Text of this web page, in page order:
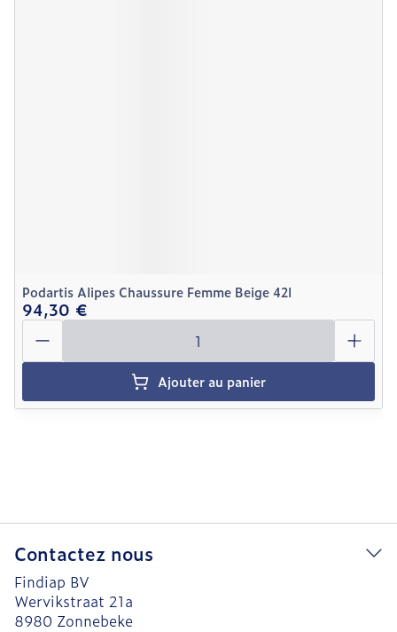
Podartis Alipes Chaussure Femme Beige 42l
94,30 €
Quantité
Ajouter au panier
Contactez nous
Findiap BV
Wervikstraat 21a
8980 Zonnebeke